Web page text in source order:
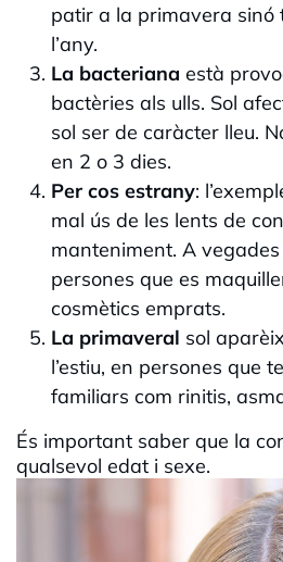
patir a la primavera
l’any.
La bacteriana està
bactèries als ulls. Sol
sol ser de caràcter lleu.
en 2 o 3 dies.
Per cos estrany:
mal ús de les lents de
manteniment. A
persones que es
cosmètics emprats.
La primaveral sol
l’estiu, en persones que
familiars com rinitis,
És important saber que la
qualsevol edat i sexe.